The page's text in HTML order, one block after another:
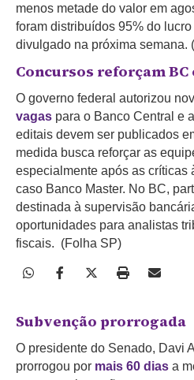
menos metade do valor em
foram distribuídos 95% do
divulgado na próxima semana.
Concursos reforçam BC
O governo federal autorizou
vagas para o Banco Central e
editais devem ser publicados
medida busca reforçar as
especialmente após as críticas
caso Banco Master. No BC,
destinada à supervisão
oportunidades para analistas
fiscais. (Folha SP)
Subvenção prorrogada
O presidente do Senado, Davi
prorrogou por mais 60 dias a